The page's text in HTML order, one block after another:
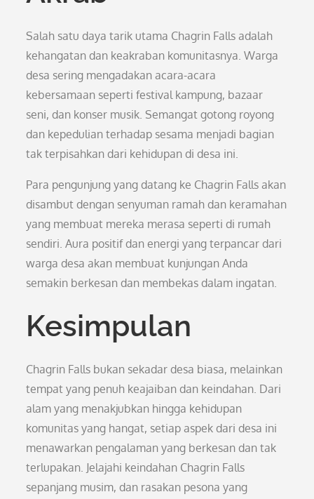
Salah satu daya tarik utama Chagrin Falls adalah
kehangatan dan keakraban komunitasnya. Warga
desa sering mengadakan acara-acara
kebersamaan seperti festival kampung, bazaar
seni, dan konser musik. Semangat gotong royong
dan kepedulian terhadap sesama menjadi bagian
tak terpisahkan dari kehidupan di desa ini.
Para pengunjung yang datang ke Chagrin Falls akan
disambut dengan senyuman ramah dan keramahan
yang membuat mereka merasa seperti di rumah
sendiri. Aura positif dan energi yang terpancar dari
warga desa akan membuat kunjungan Anda
semakin berkesan dan membekas dalam ingatan.
Kesimpulan
Chagrin Falls bukan sekadar desa biasa, melainkan
tempat yang penuh keajaiban dan keindahan. Dari
alam yang menakjubkan hingga kehidupan
komunitas yang hangat, setiap aspek dari desa ini
menawarkan pengalaman yang berkesan dan tak
terlupakan. Jelajahi keindahan Chagrin Falls
sepanjang musim, dan rasakan pesona yang